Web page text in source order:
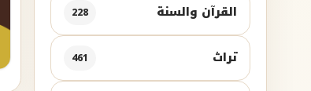
القرآن والسنة 228
تراث 461